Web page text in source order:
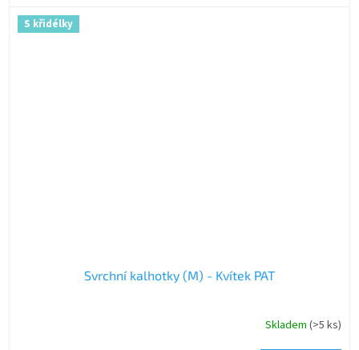
S křidélky
Svrchní kalhotky (M) - Kvítek PAT
Skladem (>5 ks)